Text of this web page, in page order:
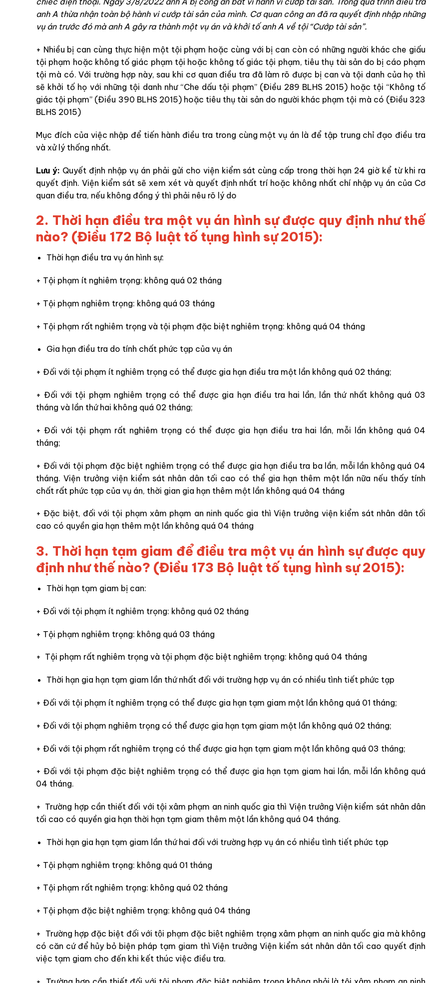
anh A thừa nhận toàn bộ hành vi cướp tài sản của mình. Cơ quan công an đã ra quyết định nhập những
vụ án trước đó mà anh A gây ra thành một vụ án và khởi tố anh A về tội “Cướp tài sản”.
+ Nhiều bị can cùng thực hiện một tội phạm hoặc cùng với bị can còn có những người khác che giấu
tội phạm hoặc không tố giác phạm tội hoặc không tố giác tội phạm, tiêu thụ tài sản do bị cáo phạm
tội mà có. Với trường hợp này, sau khi cơ quan điều tra đã làm rõ được bị can và tội danh của họ thì
sẽ khởi tố họ với những tội danh như “Che dấu tội phạm” (Điều 289 BLHS 2015) hoặc tội “Không tố
giác tội phạm” (Điều 390 BLHS 2015) hoặc tiêu thụ tài sản do người khác phạm tội mà có (Điều 323
BLHS 2015)
Mục đích của việc nhập để tiến hành điều tra trong cùng một vụ án là để tập trung chỉ đạo điều tra
và xử lý thống nhất.
Lưu ý: Quyết định nhập vụ án phải gửi cho viện kiểm sát cùng cấp trong thời hạn 24 giờ kể từ khi ra
quyết định. Viện kiểm sát sẽ xem xét và quyết định nhất trí hoặc không nhất chí nhập vụ án của Cơ
quan điều tra, nếu không đồng ý thì phải nêu rõ lý do
2. Thời hạn điều tra một vụ án hình sự được quy định như thế
nào? (Điều 172 Bộ luật tố tụng hình sự 2015):
Thời hạn điều tra vụ án hình sự:
+ Tội phạm ít nghiêm trọng: không quá 02 tháng
+ Tội phạm nghiêm trọng: không quá 03 tháng
+ Tội phạm rất nghiêm trọng và tội phạm đặc biệt nghiêm trọng: không quá 04 tháng
Gia hạn điều tra do tính chất phức tạp của vụ án
+ Đối với tội phạm ít nghiêm trọng có thể được gia hạn điều tra một lần không quá 02 tháng;
+ Đối với tội phạm nghiêm trọng có thể được gia hạn điều tra hai lần, lần thứ nhất không quá 03
tháng và lần thứ hai không quá 02 tháng;
+ Đối với tội phạm rất nghiêm trọng có thể được gia hạn điều tra hai lần, mỗi lần không quá 04
tháng;
+ Đối với tội phạm đặc biệt nghiêm trọng có thể được gia hạn điều tra ba lần, mỗi lần không quá 04
tháng. Viện trưởng viện kiểm sát nhân dân tối cao có thể gia hạn thêm một lần nữa nếu thấy tính
chất rất phức tạp của vụ án, thời gian gia hạn thêm một lần không quá 04 tháng
+ Đặc biệt, đối với tội phạm xâm phạm an ninh quốc gia thì Viện trưởng viện kiểm sát nhân dân tối
cao có quyền gia hạn thêm một lần không quá 04 tháng
3. Thời hạn tạm giam để điều tra một vụ án hình sự được quy
định như thế nào? (Điều 173 Bộ luật tố tụng hình sự 2015):
Thời hạn tạm giam bị can:
+ Đối với tội phạm ít nghiêm trọng: không quá 02 tháng
+ Tội phạm nghiêm trọng: không quá 03 tháng
+ Tội phạm rất nghiêm trọng và tội phạm đặc biệt nghiêm trọng: không quá 04 tháng
Thời hạn gia hạn tạm giam lần thứ nhất đối với trường hợp vụ án có nhiều tình tiết phức tạp
+ Đối với tội phạm ít nghiêm trọng có thể được gia hạn tạm giam một lần không quá 01 tháng;
+ Đối với tội phạm nghiêm trọng có thể được gia hạn tạm giam một lần không quá 02 tháng;
+ Đối với tội phạm rất nghiêm trọng có thể được gia hạn tạm giam một lần không quá 03 tháng;
+ Đối với tội phạm đặc biệt nghiêm trọng có thể được gia hạn tạm giam hai lần, mỗi lần không quá
04 tháng.
+ Trường hợp cần thiết đối với tội xâm phạm an ninh quốc gia thì Viện trưởng Viện kiểm sát nhân dân
tối cao có quyền gia hạn thời hạn tạm giam thêm một lần không quá 04 tháng.
Thời hạn gia hạn tạm giam lần thứ hai đối với trường hợp vụ án có nhiều tình tiết phức tạp
+ Tội phạm nghiêm trọng: không quá 01 tháng
+ Tội phạm rất nghiêm trọng: không quá 02 tháng
+ Tội phạm đặc biệt nghiêm trọng: không quá 04 tháng
+ Trường hợp đặc biệt đối với tội phạm đặc biệt nghiêm trọng xâm phạm an ninh quốc gia mà không
có căn cứ để hủy bỏ biện pháp tạm giam thì Viện trưởng Viện kiểm sát nhân dân tối cao quyết định
việc tạm giam cho đến khi kết thúc việc điều tra.